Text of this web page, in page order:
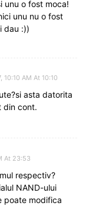
unu o fost moca!
unu nu o fost
dau :))
10:10 AM At 10:10
asta datorita
din cont.
At 23:53
respectiv?
NAND-ului
poate modifica